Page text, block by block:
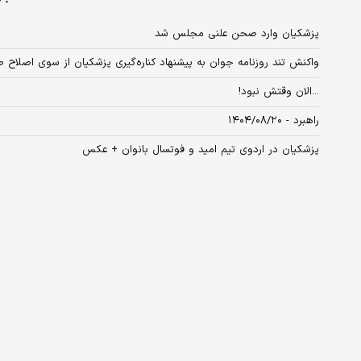
پزشکیان وارد صحن علنی مجلس شد
واکنش تند روزنامه جوان به پیشنهاد کناره‌گیری پزشکیان از سوی اصلاح
...‌الان وقتش نبود!
راهبرد - ۱۴۰۴/۰۸/۲۰
پزشکیان در اردوی تیم امید و فوتسال بانوان + عکس